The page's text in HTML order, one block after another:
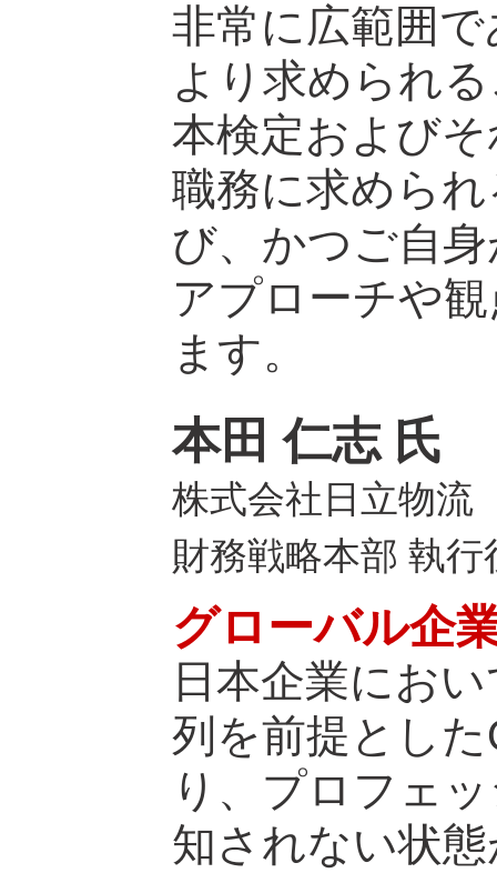
非常に広範囲
より求められ
本検定および
職務に求めら
び、かつご自
アプローチや
ます。
本田 仁志 氏
株式会社日立物流
財務戦略本部 執
グローバル企
日本企業にお
列を前提とし
り、プロフェ
知されない状